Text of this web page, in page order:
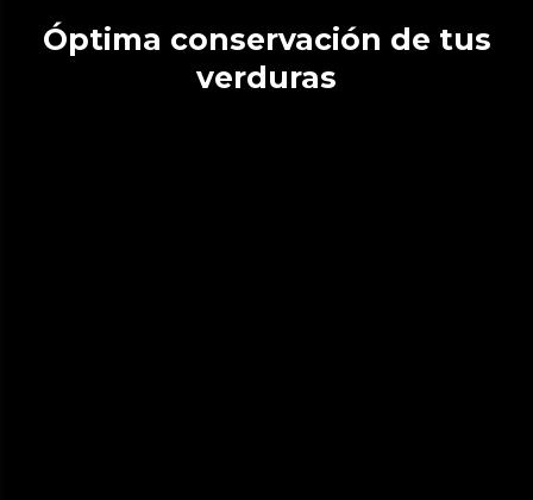
Óptima conservación de tus
verduras